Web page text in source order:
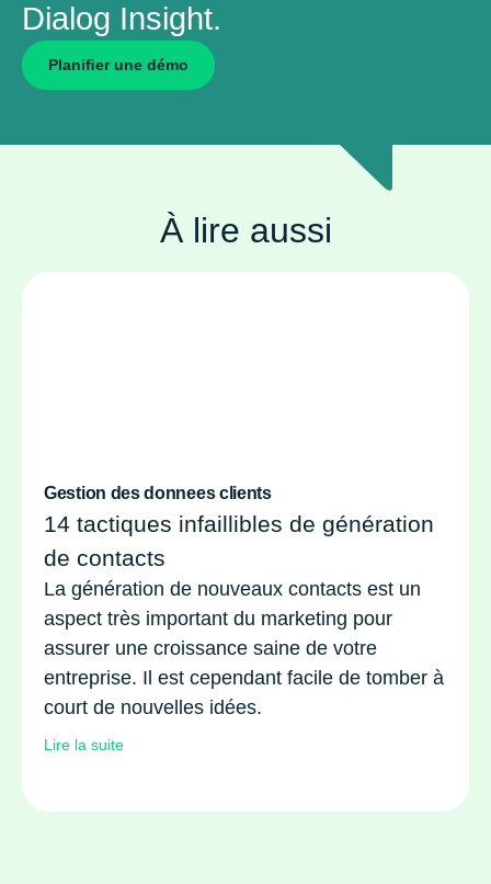
Dialog Insight.
Planiﬁer une démo
À lire aussi
Gestion des donnees clients
14 tactiques infaillibles de génération
de contacts
La génération de nouveaux contacts est un
aspect très important du marketing pour
assurer une croissance saine de votre
entreprise. Il est cependant facile de tomber à
court de nouvelles idées.
Lire la suite